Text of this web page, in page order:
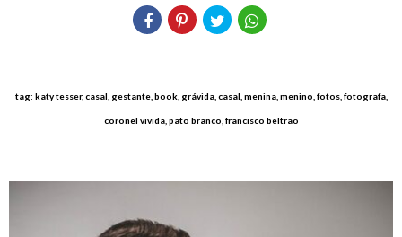
tag: katy tesser, casal, gestante, book, grávida, casal, menina, menino, fotos, fotografa,
coronel vivida, pato branco, francisco beltrão